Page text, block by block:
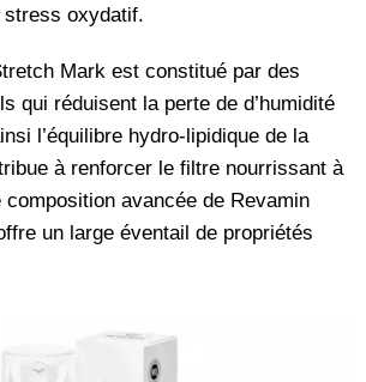
oxydatif.
Mark est constitué par des
qui réduisent la perte de d’humidité
l’équilibre hydro-lipidique de la
à renforcer le filtre nourrissant à
avancée de Revamin
un large éventail de propriétés